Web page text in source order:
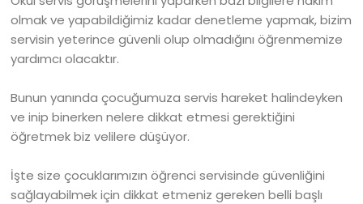
olmak ve yapabildiğimiz kadar denetleme yapmak, bizim
servisin yeterince güvenli olup olmadığını öğrenmemize
yardımcı olacaktır.
Bunun yanında çocuğumuza servis hareket halindeyken
ve inip binerken nelere dikkat etmesi gerektiğini
öğretmek biz velilere düşüyor.
İşte size çocuklarımızın öğrenci servisinde güvenliğini
sağlayabilmek için dikkat etmeniz gereken belli başlı